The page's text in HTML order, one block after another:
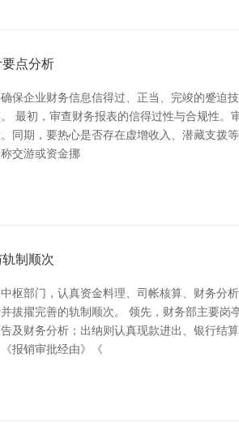
点分析
保企业财务信息信得过、正当、完竣的蹙迫
最初，审查财务报表的信得过性与合规性
同期，要热心是否存在虚增收入、潜藏支拨
交游或资金挪
制顺次
枢部门，认真资金料理、司帐核算、财务分
拔擢完善的轨制顺次。 领先，财务部主要
及财务分析；出纳则认真现款进出、银行结
报销审批经由》《